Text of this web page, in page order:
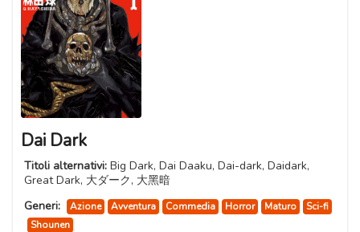
Dai Dark
Titoli alternativi: Big Dark, Dai Daaku, Dai-dark, Daidark,
Great Dark, 大ダーク, 大黑暗
Generi:
Azione Avventura Commedia Horror Maturo
Sci-fi
Shounen